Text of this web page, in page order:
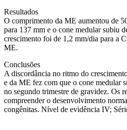
Resultados
O comprimento da ME aumentou de
para 137 mm e o cone medular subiu
crescimento foi de 1,2 mm/dia para a
ME.
Conclusões
A discordância no ritmo do
e da ME fez com que o cone medular
no segundo trimestre de gravidez. Os
compreender o desenvolvimento
congênitas. Nível de evidência IV;